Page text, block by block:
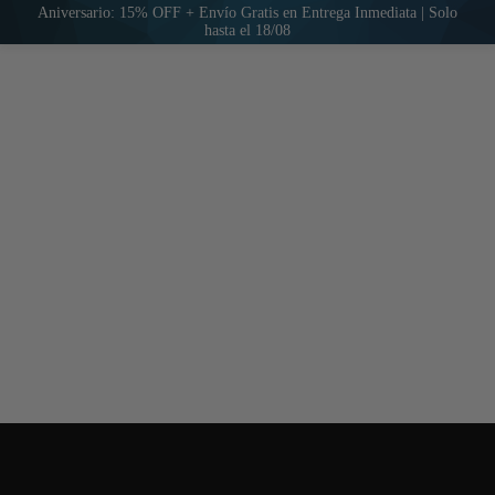
Aniversario: 15% OFF + Envío Gratis en Entrega Inmediata | Solo
hasta el 18/08